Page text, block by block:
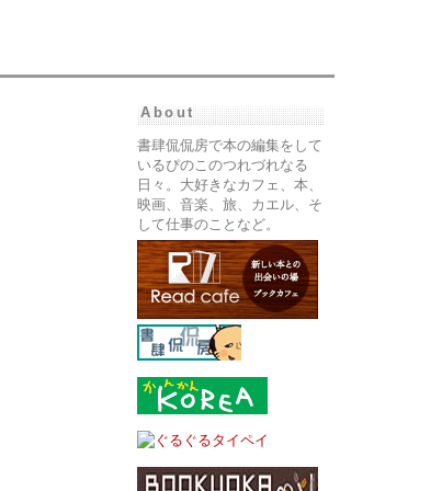
About
書肆侃侃房で本の編集をして
いるぴのこのつれづれなる
日々。大好きなカフェ、本、
映画、音楽、旅、カエル、そ
して仕事のことなど。